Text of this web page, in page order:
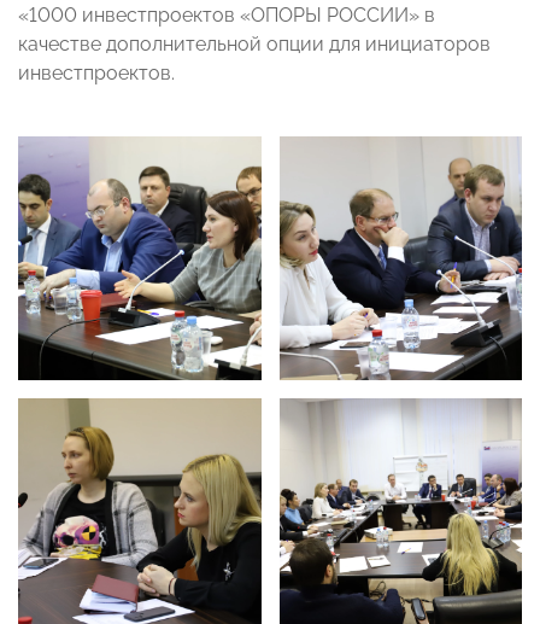
«1000 инвестпроектов «ОПОРЫ РОССИИ» в
качестве дополнительной опции для инициаторов
инвестпроектов.